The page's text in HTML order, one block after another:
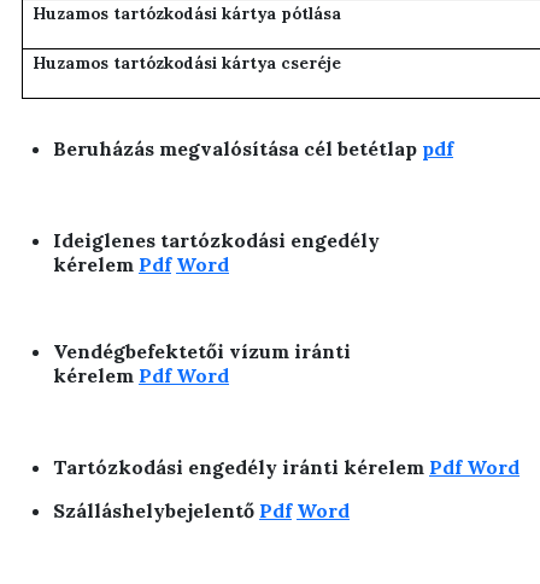
Huzamos tartózkodási kártya pótlása
Huzamos tartózkodási kártya cseréje
Beruházás megvalósítása cél betétlap pdf
Ideiglenes tartózkodási engedély
kérelem Pdf Word
Vendégbefektetői vízum iránti
kérelem Pdf Word
Tartózkodási engedély iránti kérelem Pdf Word
Szálláshelybejelentő Pdf Word